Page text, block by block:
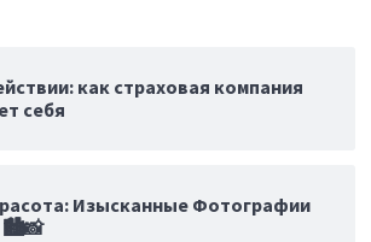
как страховая компания
себя
Изысканные Фотографии
🏙️📸